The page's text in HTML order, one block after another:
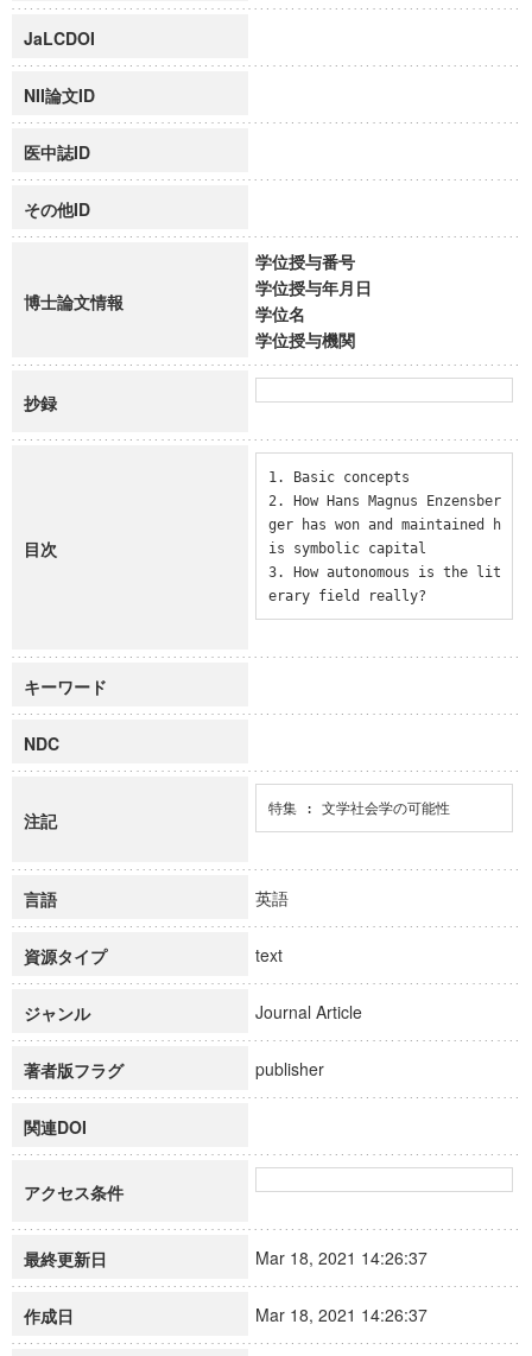
JaLCDOI
NII論文ID
医中誌ID
その他ID
博士論文情報
学位授与番号
学位授与年月日
学位名
学位授与機関
抄録
目次
1. Basic concepts
2. How Hans Magnus Enzensber
ger has won and maintained h
is symbolic capital
3. How autonomous is the lit
erary field really?
キーワード
NDC
注記
特集 : 文学社会学の可能性
言語 英語
資源タイプ text
ジャンル Journal Article
著者版フラグ publisher
関連DOI
アクセス条件
最終更新日 Mar 18, 2021 14:26:37
作成日 Mar 18, 2021 14:26:37